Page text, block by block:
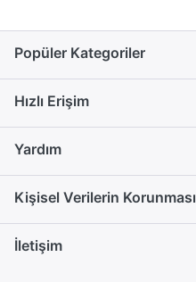
Popüler Kategoriler
Hızlı Erişim
Yardım
Kişisel Verilerin Korunması
İletişim